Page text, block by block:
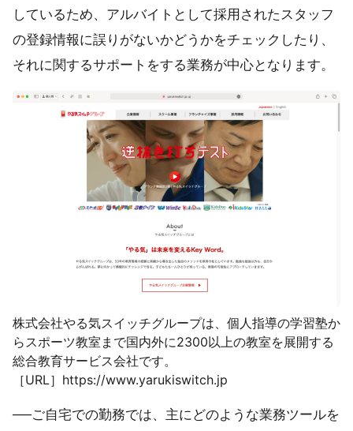
しているため、アルバイトとして採用されたスタッフ
の登録情報に誤りがないかどうかをチェックしたり、
それに関するサポートをする業務が中心となります。
株式会社やる気スイッチグループは、個人指導の学習塾か
らスポーツ教室まで国内外に2300以上の教室を展開する
総合教育サービス会社です。
［URL］https://www.yarukiswitch.jp
──ご自宅での勤務では、主にどのような業務ツールを